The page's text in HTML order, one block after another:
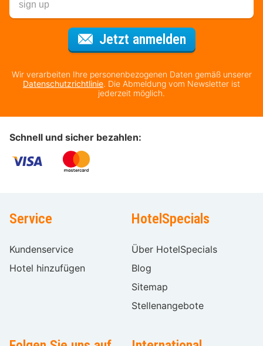
Jetzt anmeldenFür den
Wir verarbeiten Ihre personenbezogenen Daten gemäß unserer
Datenschutzrichtlinie. Die Abmeldung vom Newsletter ist
jederzeit möglich.
Schnell und sicher bezahlen:
Service
Kundenservice
Hotel hinzufügen
HotelSpecials
Über HotelSpecials
Blog
Sitemap
Stellenangebote